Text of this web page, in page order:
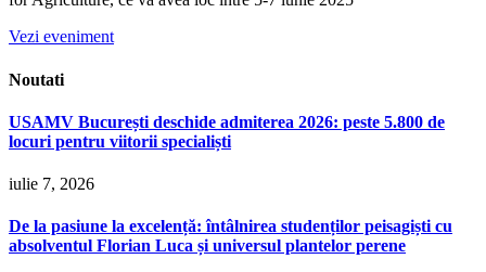
Vezi eveniment
Noutati
USAMV București deschide admiterea 2026: peste 5.800 de
locuri pentru viitorii specialiști
iulie 7, 2026
De la pasiune la excelență: întâlnirea studenților peisagiști cu
absolventul Florian Luca și universul plantelor perene